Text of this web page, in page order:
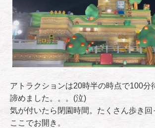
アトラクションは20時半の時点で100分
諦めました。。。(泣)
気が付いたら閉園時間。たくさん歩き回
ここでお開き。